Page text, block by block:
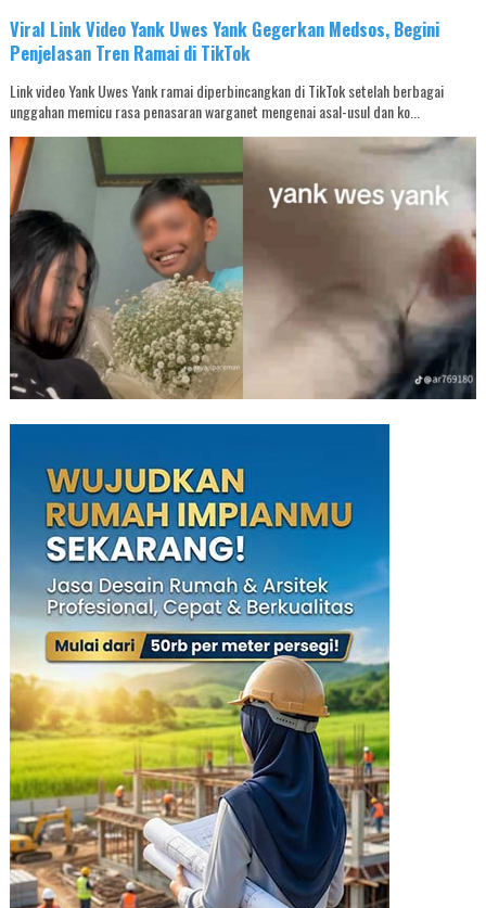
Viral Link Video Yank Uwes Yank Gegerkan Medsos, Begini
Penjelasan Tren Ramai di TikTok
Link video Yank Uwes Yank ramai diperbincangkan di TikTok setelah berbagai
unggahan memicu rasa penasaran warganet mengenai asal-usul dan ko...